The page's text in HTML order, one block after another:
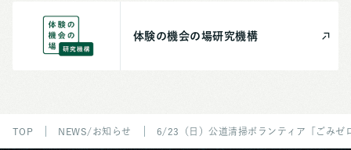
体験の機会の場研究機構
TOP NEWS/お知らせ 6/23（日）公道清掃ボランティア「ごみ